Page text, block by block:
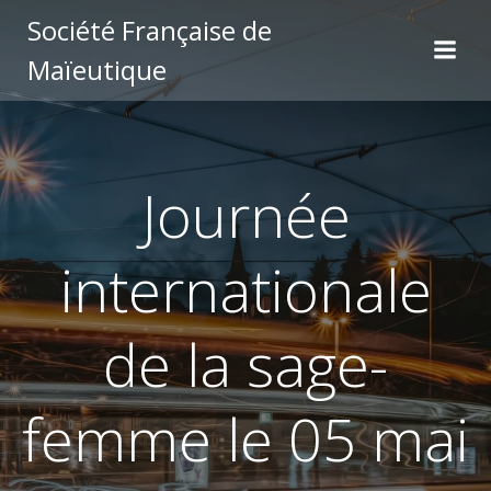
au
Société Française de
Maïeutique
Journée
internationale
de la sage-
femme le 05 mai